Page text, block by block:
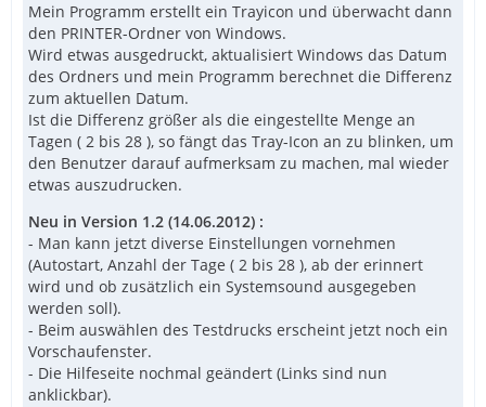
Mein Programm erstellt ein Trayicon und überwacht dann
den PRINTER-Ordner von Windows.
Wird etwas ausgedruckt, aktualisiert Windows das Datum
des Ordners und mein Programm berechnet die Differenz
zum aktuellen Datum.
Ist die Differenz größer als die eingestellte Menge an
Tagen ( 2 bis 28 ), so fängt das Tray-Icon an zu blinken, um
den Benutzer darauf aufmerksam zu machen, mal wieder
etwas auszudrucken.
Neu in Version 1.2 (14.06.2012) :
- Man kann jetzt diverse Einstellungen vornehmen
(Autostart, Anzahl der Tage ( 2 bis 28 ), ab der erinnert
wird und ob zusätzlich ein Systemsound ausgegeben
werden soll).
- Beim auswählen des Testdrucks erscheint jetzt noch ein
Vorschaufenster.
- Die Hilfeseite nochmal geändert (Links sind nun
anklickbar).